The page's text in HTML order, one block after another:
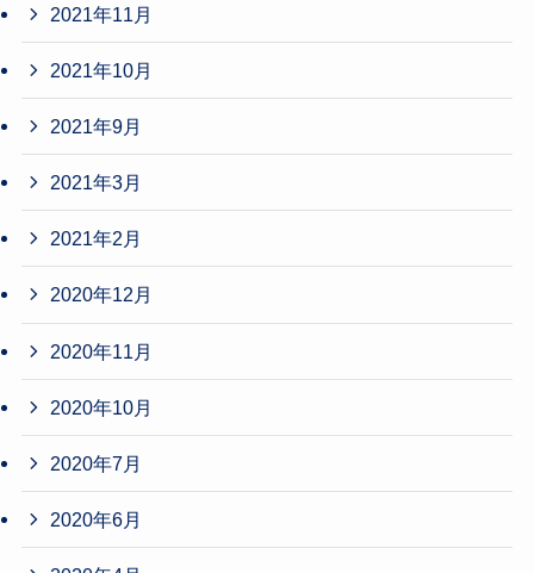
2021年11月
2021年10月
2021年9月
2021年3月
2021年2月
2020年12月
2020年11月
2020年10月
2020年7月
2020年6月